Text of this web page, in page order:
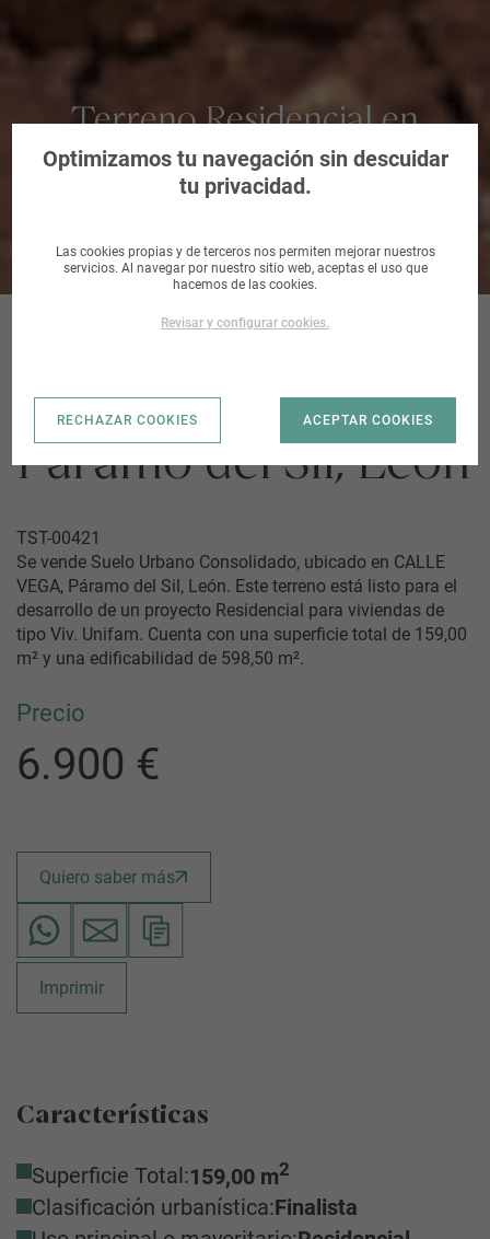
Terreno Residencial en
Páramo del Sil, León
CALLE VEGA |
Páramo del Sil, León
TST-00421
Se vende Suelo Urbano Consolidado, ubicado en CALLE
VEGA, Páramo del Sil, León. Este terreno está listo para el
desarrollo de un proyecto Residencial para viviendas de
tipo Viv. Unifam. Cuenta con una superficie total de 159,00
m² y una edificabilidad de 598,50 m².
Precio
6.900 €
Quiero saber más
Imprimir
Características
Superficie Total:159,00 m2
Clasificación urbanística:Finalista
Optimizamos tu navegación sin descuidar
tu privacidad.
Las cookies propias y de terceros nos permiten mejorar nuestros
servicios. Al navegar por nuestro sitio web, aceptas el uso que
hacemos de las cookies.
Revisar y configurar cookies.
RECHAZAR COOKIES ACEPTAR COOKIES